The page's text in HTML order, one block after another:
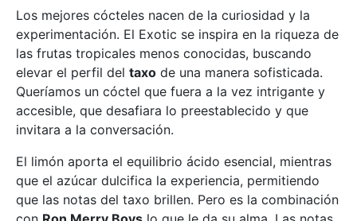
Los mejores cócteles nacen de la curiosidad y la
experimentación. El Exotic se inspira en la riqueza de
las frutas tropicales menos conocidas, buscando
elevar el perfil del taxo de una manera sofisticada.
Queríamos un cóctel que fuera a la vez intrigante y
accesible, que desafiara lo preestablecido y que
invitara a la conversación.
El limón aporta el equilibrio ácido esencial, mientras
que el azúcar dulcifica la experiencia, permitiendo
que las notas del taxo brillen. Pero es la combinación